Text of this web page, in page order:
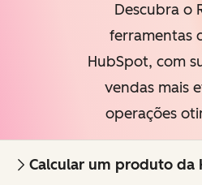
Descubra o
ferramentas
HubSpot, com
vendas mais
operações
Calcular um produto da